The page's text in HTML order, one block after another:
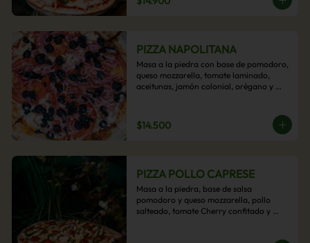
PIZZA NAPOLITANA
Masa a la piedra con base de pomodoro,
queso mozzarella, tomate laminado,
aceitunas, jamón colonial, orégano y
$14.500
PIZZA POLLO CAPRESE
Masa a la piedra, base de salsa
pomodoro y queso mozzarella, pollo
salteado, tomate Cherry confitado y